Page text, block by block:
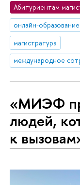
Абитуриентам
онлайн-образование
магистратура
международное
«МИЭФ
людей,
к